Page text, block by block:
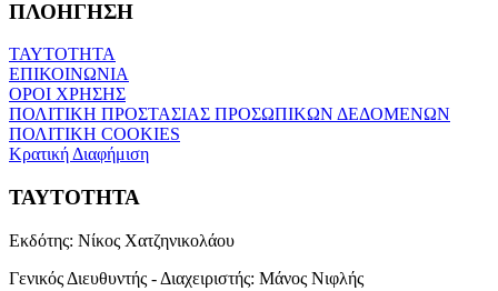
ΠΛΟΗΓΗΣΗ
ΤΑΥΤΟΤΗΤΑ
ΕΠΙΚΟΙΝΩΝΙΑ
ΟΡΟΙ ΧΡΗΣΗΣ
ΠΟΛΙΤΙΚΗ ΠΡΟΣΤΑΣΙΑΣ ΠΡΟΣΩΠΙΚΩΝ ΔΕΔΟΜΕΝΩΝ
ΠΟΛΙΤΙΚΗ COOKIES
Κρατική Διαφήμιση
ΤΑΥΤΟΤΗΤΑ
Εκδότης: Νίκος Χατζηνικολάου
Γενικός Διευθυντής - Διαχειριστής: Μάνος Νιφλής